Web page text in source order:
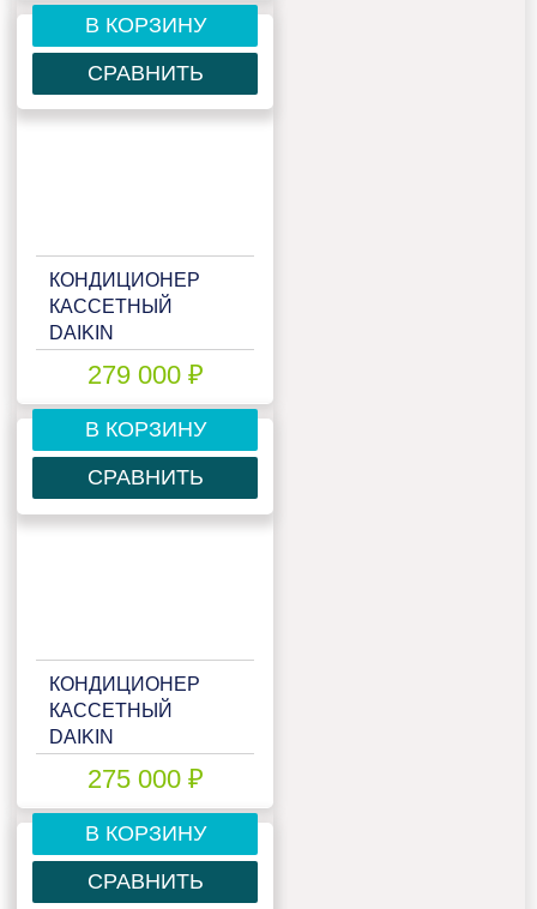
В КОРЗИНУ
СРАВНИТЬ
КОНДИЦИОНЕР
КАССЕТНЫЙ
DAIKIN
279 000 ₽
В КОРЗИНУ
СРАВНИТЬ
КОНДИЦИОНЕР
КАССЕТНЫЙ
DAIKIN
275 000 ₽
В КОРЗИНУ
СРАВНИТЬ